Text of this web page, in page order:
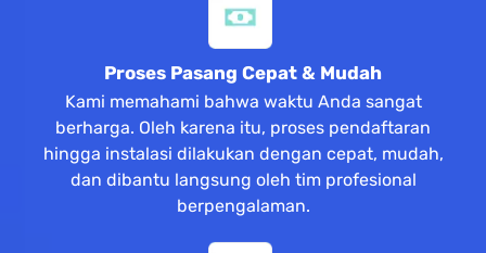
Proses Pasang Cepat & Mudah
Kami memahami bahwa waktu Anda sangat
berharga. Oleh karena itu, proses pendaftaran
hingga instalasi dilakukan dengan cepat, mudah,
dan dibantu langsung oleh tim profesional
berpengalaman.